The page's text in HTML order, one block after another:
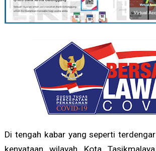
Di tengah kabar yang seperti
kenyataan wilayah Kota